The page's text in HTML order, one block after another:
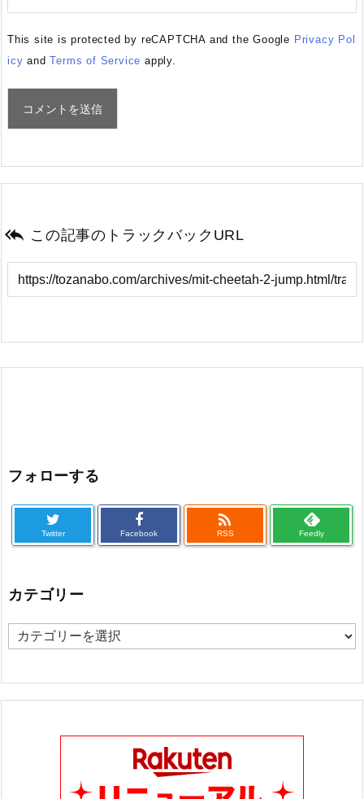
This site is protected by reCAPTCHA and the Google Privacy Pol
icy andTerms of Service apply.
 この記事のトラックバックURL
フォローする
Twitter Facebook

RSS Feedly
カテゴリー
カ